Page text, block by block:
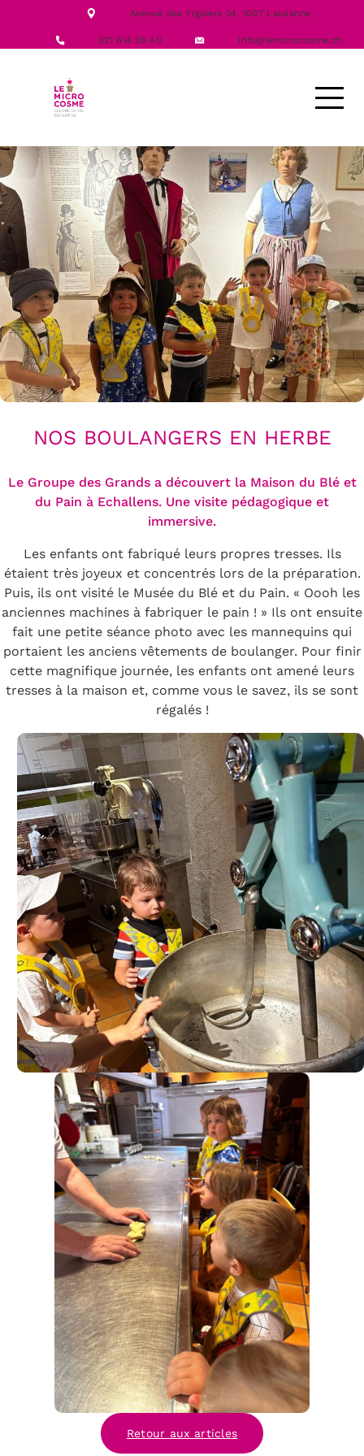
Avenue des Figuiers 34, 1007 Lausanne
021 614 28 40 info@lemicrocosme.ch
ACTIVITÉS
NOS BOULANGERS EN HERBE
Le Groupe des Grands a découvert la Maison du Blé et
du Pain à Echallens. Une visite pédagogique et
immersive.
Les enfants ont fabriqué leurs propres tresses. Ils
étaient très joyeux et concentrés lors de la préparation.
Puis, ils ont visité le Musée du Blé et du Pain. « Oooh les
anciennes machines à fabriquer le pain ! » Ils ont ensuite
fait une petite séance photo avec les mannequins qui
portaient les anciens vêtements de boulanger. Pour finir
cette magnifique journée, les enfants ont amené leurs
tresses à la maison et, comme vous le savez, ils se sont
régalés !
Retour aux articles